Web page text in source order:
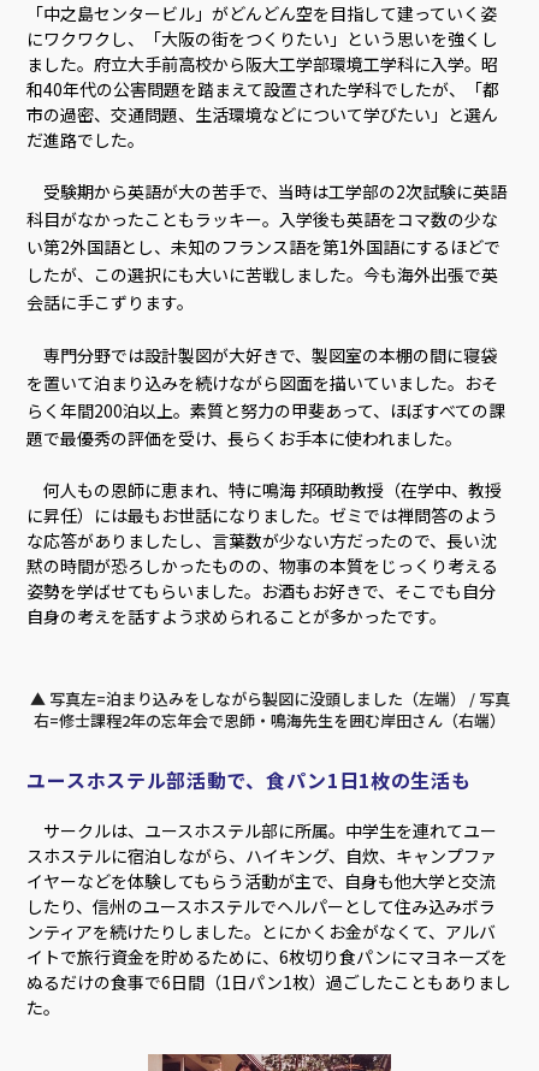
「中之島センタービル」がどんどん空を目指して建っていく姿
にワクワクし、「大阪の街をつくりたい」という思いを強くし
ました。府立大手前高校から阪大工学部環境工学科に入学。昭
和40年代の公害問題を踏まえて設置された学科でしたが、「都
市の過密、交通問題、生活環境などについて学びたい」と選ん
だ進路でした。
受験期から英語が大の苦手で、当時は工学部の2次試験に英語
科目がなかったこともラッキー。入学後も英語をコマ数の少な
い第2外国語とし、未知のフランス語を第1外国語にするほどで
したが、この選択にも大いに苦戦しました。今も海外出張で英
会話に手こずります。
専門分野では設計製図が大好きで、製図室の本棚の間に寝袋
を置いて泊まり込みを続けながら図面を描いていました。おそ
らく年間200泊以上。素質と努力の甲斐あって、ほぼすべての課
題で最優秀の評価を受け、長らくお手本に使われました。
何人もの恩師に恵まれ、特に鳴海 邦碩助教授（在学中、教授
に昇任）には最もお世話になりました。ゼミでは禅問答のよう
な応答がありましたし、言葉数が少ない方だったので、長い沈
黙の時間が恐ろしかったものの、物事の本質をじっくり考える
姿勢を学ばせてもらいました。お酒もお好きで、そこでも自分
自身の考えを話すよう求められることが多かったです。
▲ 写真左=泊まり込みをしながら製図に没頭しました（左端） / 写真
右=修士課程2年の忘年会で恩師・鳴海先生を囲む岸田さん（右端）
ユースホステル部活動で、食パン1日1枚の生活も
サークルは、ユースホステル部に所属。中学生を連れてユー
スホステルに宿泊しながら、ハイキング、自炊、キャンプファ
イヤーなどを体験してもらう活動が主で、自身も他大学と交流
したり、信州のユースホステルでヘルパーとして住み込みボラ
ンティアを続けたりしました。とにかくお金がなくて、アルバ
イトで旅行資金を貯めるために、6枚切り食パンにマヨネーズを
ぬるだけの食事で6日間（1日パン1枚）過ごしたこともありまし
た。